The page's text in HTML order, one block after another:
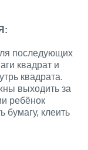
последующих
квадрат и
квадрата.
выходить за
ребёнок
бумагу, клеить